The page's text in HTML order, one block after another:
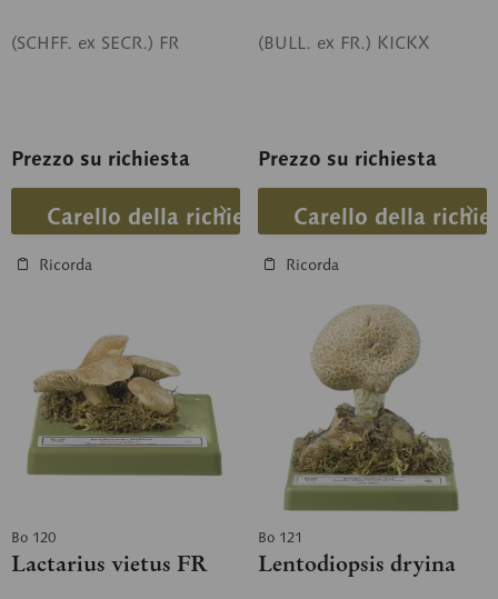
(SCHFF. ex SECR.) FR
Prezzo su richiesta
Carello della richiesta
Ricorda
(BULL. ex FR.) KICKX
Prezzo su richiesta
Carello della
Ricorda
Bo 120
Lactarius vietus FR
Bo 121
Lentodiopsis dryina